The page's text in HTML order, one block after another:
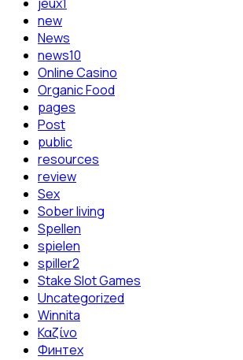
new
News
news10
Online Casino
Organic Food
pages
Post
public
resources
review
Sex
Sober living
Spellen
spielen
spiller2
Stake Slot Games
Uncategorized
Winnita
Καζίνο
Финтех